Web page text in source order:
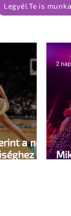
Legyél Te is
a női
2